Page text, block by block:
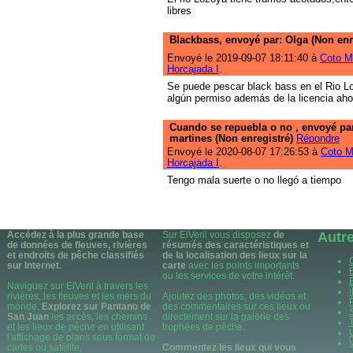
libres
Blackbass, envoyé par: Olga (Non
Envoyé le 2019-09-07 18:11:40 à Coto
Horcajada I .
Se puede pescar black bass en el Rio
algún permiso además de la licencia
Cuando se repuebla o no , envoyé
martines (Non enregistré) Répondre
Envoyé le 2020-08-07 17:26:53 à Coto
Horcajada I .
Tengo mala suerte o no llegó a tiempo
Accédez à la plus grande base
de données de fleuves, rivières
et endroits de pêche classifiés
sur Internet.
Naviguez sur ElVeril à travers les
rivières, les fleuves et les mers du
monde. Explorez sur Pantano de
San Juan les accès, les chemins
et les lieux de pêche en utilisant
l'affichage de plans sous format de
cartes ou satélite.
Sur ElVeril vous disposez de
résumés des caractéristiques et
de la localisation des lieux sur la
carte avec les points importants
ou les services de votre intérêt.
Ajoutez des photos, des vidéos et
des commentaires sur ces lieux ou
directement sur la galerie des
trophées de pêche.
Commentez les lieux qui vous